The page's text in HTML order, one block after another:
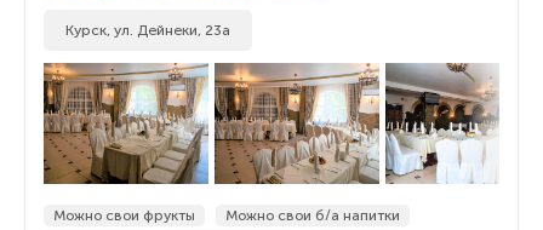
Курск, ул. Дейнеки, 23а
Можно свои фрукты
Можно свои б/а напитки